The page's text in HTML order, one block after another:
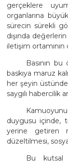
gerçeklere
organlarına
sürecin sürekli
dışında
iletişim ortamının
Basının
baskıya maruz
her şeyin
saygılı habercilik
duygusu içinde,
yerine getiren
düzeltilmesi,
Bu kutsal